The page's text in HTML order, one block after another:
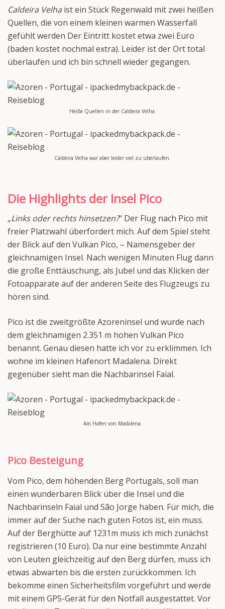
Caldeira Velha ist ein Stück Regenwald mit zwei heißen
Quellen, die von einem kleinen warmen Wasserfall
gefühlt werden Der Eintritt kostet etwa zwei Euro
(baden kostet nochmal extra). Leider ist der Ort total
überlaufen und ich bin schnell wieder gegangen.
Heiße Quellen in der Caldeira Velha.
Caldeira Velha war aber leider viel zu überlaufen.
Die Highlights der Insel Pico
„Links oder rechts hinsetzen?“ Der Flug nach Pico mit
freier Platzwahl überfordert mich. Auf dem Spiel steht
der Blick auf den Vulkan Pico, – Namensgeber der
gleichnamigen Insel. Nach wenigen Minuten Flug dann
die große Enttäuschung, als Jubel und das Klicken der
Fotoapparate auf der anderen Seite des Flugzeugs zu
hören sind.
Pico ist die zweitgrößte Azoreninsel und wurde nach
dem gleichnamigen 2.351 m hohen Vulkan Pico
benannt. Genau diesen hatte ich vor zu erklimmen. Ich
wohne im kleinen Hafenort Madalena. Direkt
gegenüber sieht man die Nachbarinsel Faial.
Am Hafen von Madalena.
Pico Besteigung
Vom Pico, dem höhenden Berg Portugals, soll man
einen wunderbaren Blick über die Insel und die
Nachbarinseln Faial und São Jorge haben. Für mich, die
immer auf der Suche nach guten Fotos ist, ein muss.
Auf der Berghütte auf 1231m muss ich mich zunächst
registrieren (10 Euro). Da nur eine bestimmte Anzahl
von Leuten gleichzeitig auf den Berg dürfen, muss ich
etwas abwarten bis die ersten zurückkommen. Ich
bekomme einen Sicherheitsfilm vorgeführt und werde
mit einem GPS-Gerät für den Notfall ausgestattet. Vor